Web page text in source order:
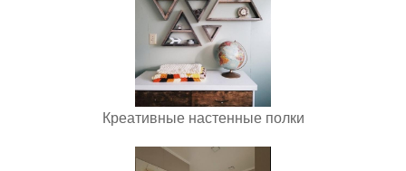
Креативные настенные полки